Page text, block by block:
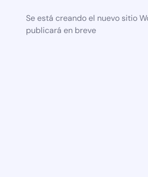
Se está creando el nuevo sitio
publicará en breve